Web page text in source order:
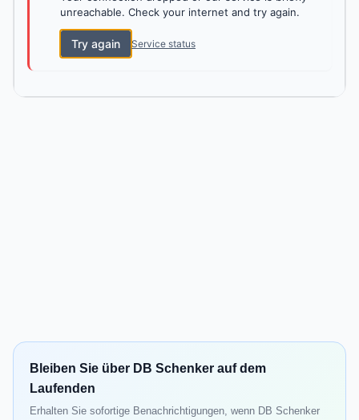
unreachable. Check your internet and try again.
Try again Service status
Bleiben Sie über DB Schenker auf dem
Laufenden
Erhalten Sie sofortige Benachrichtigungen, wenn DB Schenker